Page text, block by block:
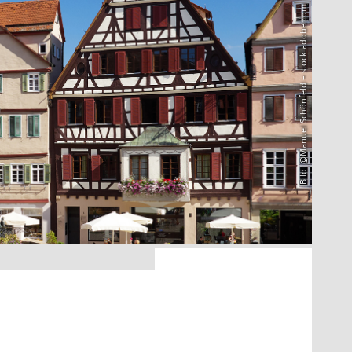
Bild: @Manuel Schönfeld – stock.adobe.com